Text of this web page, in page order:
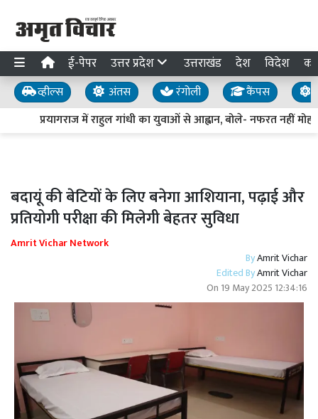
ई-पेपर उत्तर प्रदेश उत्तराखंड देश विदेश
व्हील्स अंतस रंगोली कैंपस
प्रयागराज में राहुल गांधी का युवाओं से आह्वान, बोले- नफरत नहीं
बदायूं की बेटियों के लिए बनेगा आशियाना, पढ़ाई और
प्रतियोगी परीक्षा की मिलेगी बेहतर सुविधा
Amrit Vichar Network
ByAmrit Vichar
Edited ByAmrit Vichar
On 19 May 2025 12:34:16